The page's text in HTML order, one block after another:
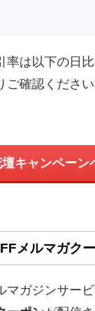
率は以下の日
確認ください
壇キャンペーン
メルマガク
マガジンサー